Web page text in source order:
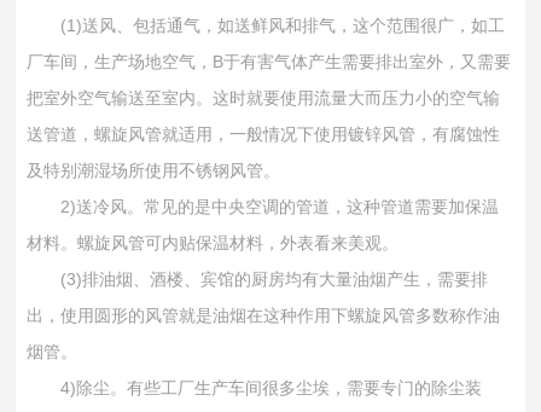
(1)送风、包括通气，如送鲜风和排气，这个范围很广，如工
厂车间，生产场地空气，B于有害气体产生需要排出室外，又需要
把室外空气输送至室内。这时就要使用流量大而压力小的空气输
送管道，螺旋风管就适用，一般情况下使用镀锌风管，有腐蚀性
及特别潮湿场所使用不锈钢风管。
2)送冷风。常见的是中央空调的管道，这种管道需要加保温
材料。螺旋风管可内贴保温材料，外表看来美观。
(3)排油烟、酒楼、宾馆的厨房均有大量油烟产生，需要排
出，使用圆形的风管就是油烟在这种作用下螺旋风管多数称作油
烟管。
4)除尘。有些工厂生产车间很多尘埃，需要专门的除尘装